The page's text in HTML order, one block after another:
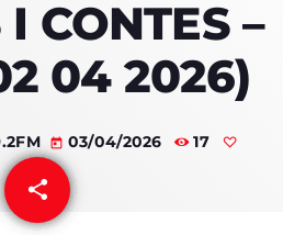
?
CONTES –
04 2026)
today 03/04/2026 17
share
email